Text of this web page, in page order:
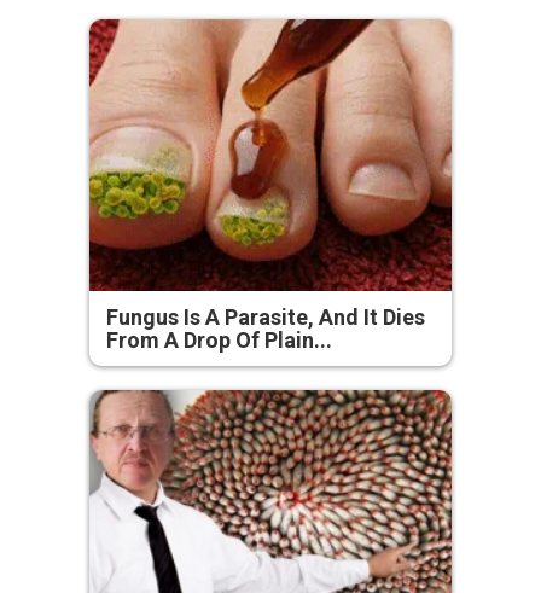
Fungus Is A Parasite, And It Dies
From A Drop Of Plain...